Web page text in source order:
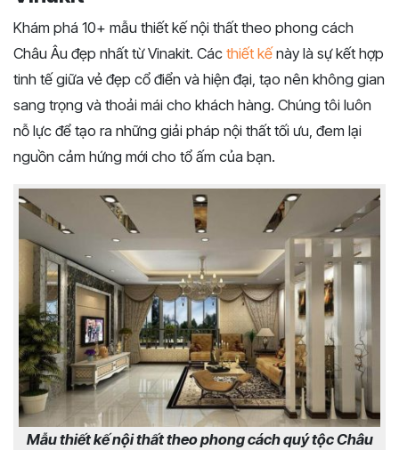
Khám phá 10+ mẫu thiết kế nội thất theo phong cách
Châu Âu đẹp nhất từ Vinakit. Các thiết kế này là sự kết hợp
tinh tế giữa vẻ đẹp cổ điển và hiện đại, tạo nên không gian
sang trọng và thoải mái cho khách hàng. Chúng tôi luôn
nỗ lực để tạo ra những giải pháp nội thất tối ưu, đem lại
nguồn cảm hứng mới cho tổ ấm của bạn.
Mẫu thiết kế nội thất theo phong cách quý tộc Châu